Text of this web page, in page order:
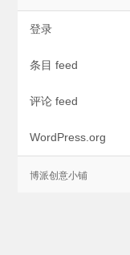
登录
条目 feed
评论 feed
WordPress.org